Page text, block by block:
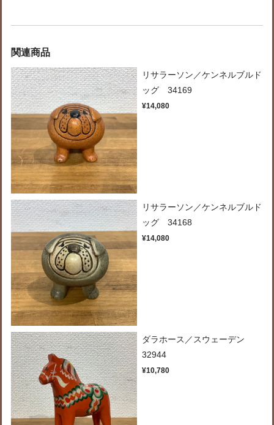
関連商品
リサラーソン／ケンネルブルド
ッグ 34169
¥14,080
リサラーソン／ケンネルブルド
ッグ 34168
¥14,080
ダラホース／スウェーデン
32944
¥10,780